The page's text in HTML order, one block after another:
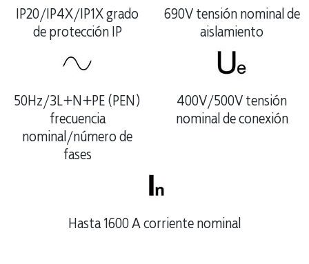
IP20/IP4X/IP1X grado
de protección IP
690V tensión nominal de
aislamiento
50Hz/3L+N+PE (PEN)
frecuencia
nominal/número de
fases
400V/500V tensión
nominal de conexión
Hasta 1600 A corriente nominal